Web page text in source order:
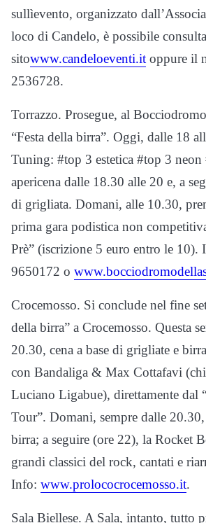
sullìevento, organizzato
loco di Candelo, è possibile
sitowww.candeloeventi.it oppure il
2536728.
Torrazzo. Prosegue, al
“Festa della birra”. Oggi, dalle 18
Tuning: #top 3 estetica #top 3
apericena dalle 18.30 alle 20 e, a
di grigliata. Domani, alle 10.30,
prima gara podistica non
Prè” (iscrizione 5 euro entro le 10).
9650172 o
Crocemosso. Si conclude nel fine
della birra” a Crocemosso. Questa
20.30, cena a base di grigliate e
con Bandaliga & Max Cottafavi
Luciano Ligabue), direttamente dal
Tour”. Domani, sempre dalle
birra; a seguire (ore 22), la Rocket
grandi classici del rock, cantati e
Info: www.prolococrocemosso.it.
Sala Biellese. A Sala, intanto, tutto